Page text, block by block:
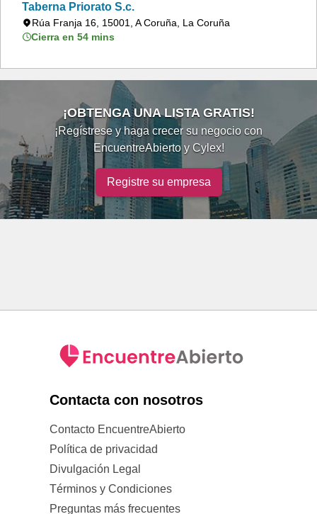
Taberna Priorato S.c.
Rúa Franja 16, 15001, A Coruña, La Coruña
Cierra en 54 mins
¡OBTENGA UNA LISTA GRATIS!
¡Regístrese y haga crecer su negocio con
EncuentreAbierto y Cylex!
Registre su empresa
Contacta con nosotros
Contacto EncuentreAbierto
Política de privacidad
Divulgación Legal
Términos y Condiciones
Preguntas más frecuentes